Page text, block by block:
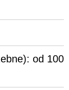
od 100